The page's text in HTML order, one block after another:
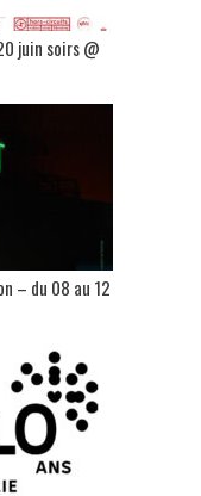
juin soirs @
– du 08 au 12